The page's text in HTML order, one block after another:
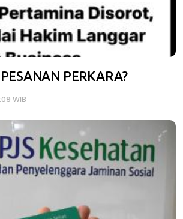
PERKARA?
WIB